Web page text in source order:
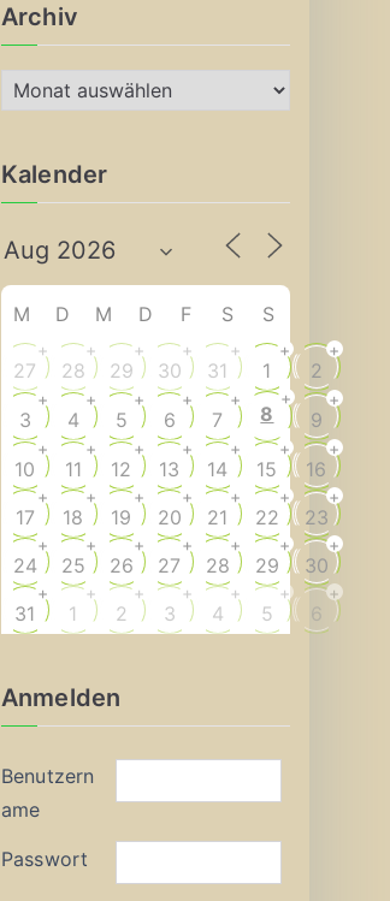
Archiv
r
h
v
Kalender
M D M D F S S
27
+
28
+
29
+
30
+
31
+
1
+
2
+
3
+
4
+
5
+
6
+
7
+
8
+
9
+
10
+
11
+
12
+
13
+
14
+
15
+
16
+
17
+
18
+
19
+
20
+
21
+
22
+
23
+
24
+
25
+
26
+
27
+
28
+
29
+
30
+
31
+
1
+
2
+
3
+
4
+
5
+
6
+
Anmelden
Benutzern
ame
Passwort